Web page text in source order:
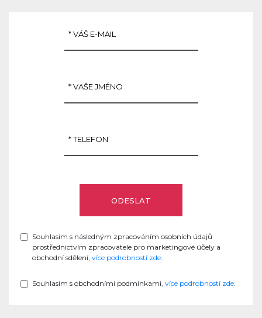
Souhlasím s následným zpracováním osobních údajů
prostřednictvím zpracovatele pro marketingové účely a
obchodní sdělení, více podrobností zde.
Souhlasím s obchodními podmínkami, více podrobností zde.